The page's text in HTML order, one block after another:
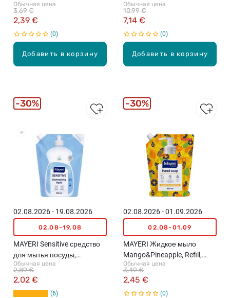
Добавить в корзину
запахов и освежитель
воздуха, 300мл
Обычная цена
2,39 €
3,69 €
0
Добавить в корзину
Обычная цена
7,14 €
10,99 €
0
Бестселлеры
02.08.2026 - 19.08.2026
02.08-19.08
MAYERI Sensitive средство
для мытья посуды,
наполнитель, 900мл
Обычная цена
2,02 €
2,89 €
6
30%
02.08.2026 - 01.09.2026
02.08-01.09
MAYERI Жидкое мыло
Mango&Pineapple, Refill,
900мл
Обычная цена
2,45 €
3,49 €
0
30%